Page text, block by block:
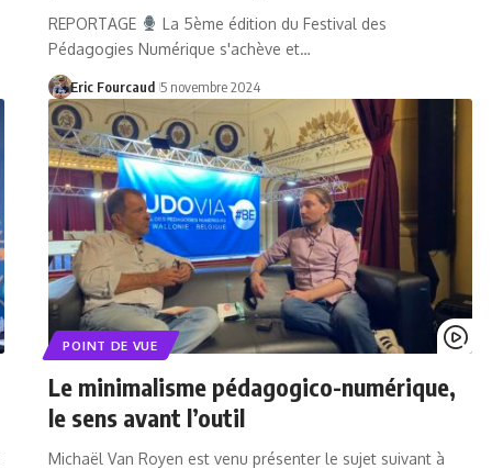
REPORTAGE
La 5ème édition du Festival des
Pédagogies Numérique s'achève et…
Eric Fourcaud 5 novembre 2024
POINT DE VUE
Le minimalisme pédagogico-numérique,
le sens avant l’outil
Michaël Van Royen est venu présenter le sujet suivant à